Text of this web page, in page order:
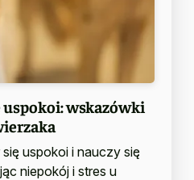
wskazówki
uspokoi i nauczy się
niepokój i stres u